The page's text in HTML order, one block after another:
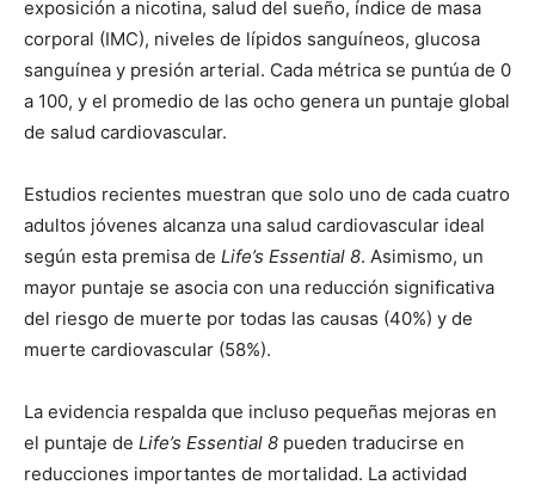
exposición a nicotina, salud del sueño, índice de masa
corporal (IMC), niveles de lípidos sanguíneos, glucosa
sanguínea y presión arterial. Cada métrica se puntúa de 0
a 100, y el promedio de las ocho genera un puntaje global
de salud cardiovascular.
Estudios recientes muestran que solo uno de cada cuatro
adultos jóvenes alcanza una salud cardiovascular ideal
según esta premisa de Life’s Essential 8. Asimismo, un
mayor puntaje se asocia con una reducción significativa
del riesgo de muerte por todas las causas (40%) y de
muerte cardiovascular (58%).
La evidencia respalda que incluso pequeñas mejoras en
el puntaje de Life’s Essential 8 pueden traducirse en
reducciones importantes de mortalidad. La actividad